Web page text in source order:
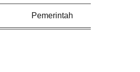
Pemerintah